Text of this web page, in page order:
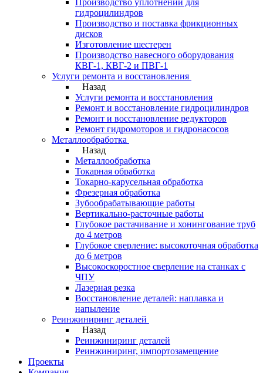
Производство уплотнений для
гидроцилиндров
Производство и поставка фрикционных
дисков
Изготовление шестерен
Производство навесного оборудования
КВГ-1, КВГ-2 и ПВГ-1
Услуги ремонта и восстановления
Назад
Услуги ремонта и восстановления
Ремонт и восстановление гидроцилиндров
Ремонт и восстановление редукторов
Ремонт гидромоторов и гидронасосов
Металлообработка
Назад
Металлообработка
Токарная обработка
Токарно-карусельная обработка
Фрезерная обработка
Зубообрабатывающие работы
Вертикально-расточные работы
Глубокое растачивание и хонингование труб
до 4 метров
Глубокое сверление: высокоточная обработка
до 6 метров
Высокоскоростное сверление на станках с
ЧПУ
Лазерная резка
Восстановление деталей: наплавка и
напыление
Реинжиниринг деталей
Назад
Реинжиниринг деталей
Реинжиниринг, импортозамещение
Проекты